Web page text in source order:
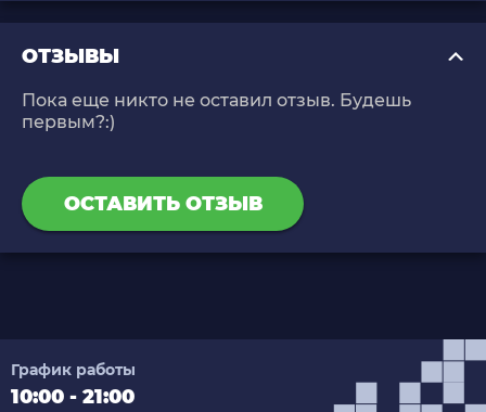
ОТЗЫВЫ
Пока еще никто не оставил отзыв. Будешь
первым?:)
ОСТАВИТЬ ОТЗЫВ
График работы
10:00 - 21:00